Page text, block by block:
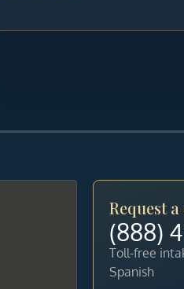
Request
(888)
Toll-free
Spanish